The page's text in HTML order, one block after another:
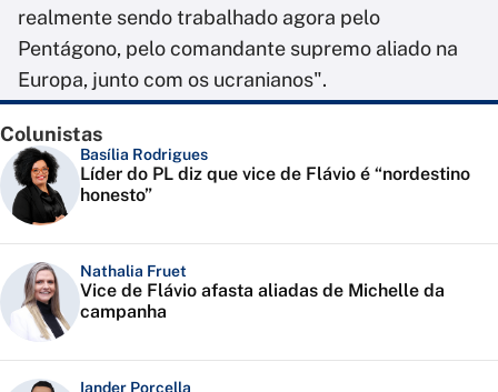
realmente sendo trabalhado agora pelo
Pentágono, pelo comandante supremo aliado na
Europa, junto com os ucranianos".
Colunistas
Basília Rodrigues
Líder do PL diz que vice de Flávio é “nordestino
honesto”
Nathalia Fruet
Vice de Flávio afasta aliadas de Michelle da
campanha
Iander Porcella